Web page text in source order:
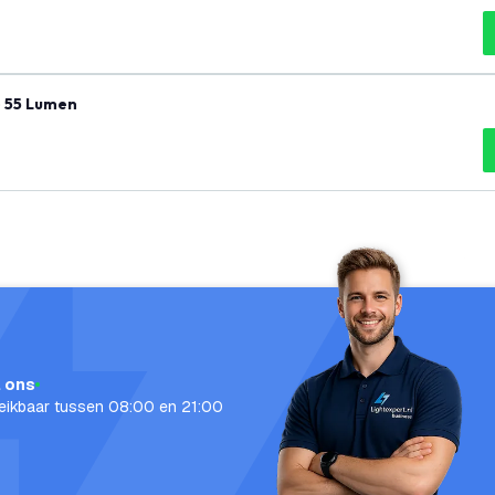
Lumen
ons
tussen 08:00 en 21:00